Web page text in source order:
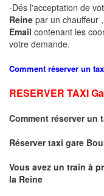
-Dés l'acceptation de
Reine par un chauffeur
Email contenant les
votre demande.
Comment réserver un
RESERVER TAXI
Comment réserver un
Réserver taxi gare
Vous avez un train à
la Reine